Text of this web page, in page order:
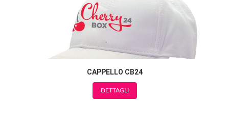
CAPPELLO CB24
DETTAGLI